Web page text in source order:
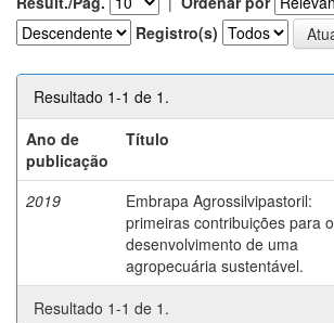
Registro(s)
Resultado 1-1 de 1.
Ano de
publicação
Título
2019
Embrapa Agrossilvipastoril:
primeiras contribuições para o
desenvolvimento de uma
agropecuária sustentável.
Resultado 1-1 de 1.